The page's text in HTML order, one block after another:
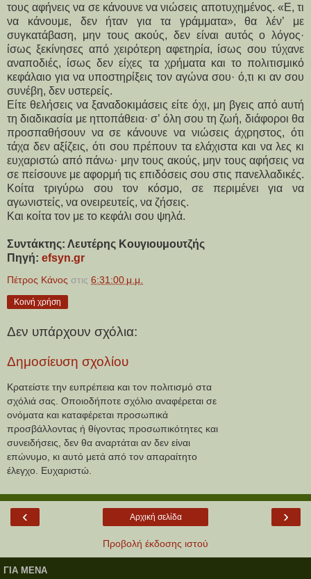
τους αφήνεις να σε κάνουνε να νιώσεις αποτυχημένος. «Ε, τι
να κάνουμε, δεν ήταν για τα γράμματα», θα λέν’ με
συγκατάβαση, μην τους ακούς, δεν είναι αυτός ο λόγος·
ίσως ξεκίνησες από χειρότερη αφετηρία, ίσως σου τύχανε
αναποδιές, ίσως δεν είχες τα χρήματα και το πολιτισμικό
κεφάλαιο για να υποστηρίξεις τον αγώνα σου· ό,τι κι αν σου
συνέβη, δεν υστερείς.
Είτε θελήσεις να ξαναδοκιμάσεις είτε όχι, μη βγεις από αυτή
τη διαδικασία με ηττοπάθεια· σ’ όλη σου τη ζωή, διάφοροι θα
προσπαθήσουν να σε κάνουνε να νιώσεις άχρηστος, ότι
τάχα δεν αξίζεις, ότι σου πρέπουν τα ελάχιστα και να λες κι
ευχαριστώ από πάνω· μην τους ακούς, μην τους αφήσεις να
σε πείσουνε με αφορμή τις επιδόσεις σου στις πανελλαδικές.
Κοίτα τριγύρω σου τον κόσμο, σε περιμένει για να
αγωνιστείς, να ονειρευτείς, να ζήσεις.
Και κοίτα τον με το κεφάλι σου ψηλά.
Συντάκτης: Λευτέρης Κουγιουμουτζής
Πηγή: efsyn.gr
Πέτρος Κάνος στις 6:31:00 μ.μ.
Κοινή χρήση
Δεν υπάρχουν σχόλια:
Δημοσίευση σχολίου
Κρατείστε την ευπρέπεια και τον πολιτισμό στα
σχόλιά σας. Οποιοδήποτε σχόλιο αναφέρεται σε
ονόματα και καταφέρεται προσωπικά
προσβάλλοντας ή θίγοντας προσωπικότητες και
συνειδήσεις, δεν θα αναρτάται αν δεν είναι
επώνυμο, κι αυτό μετά από τον απαραίτητο
έλεγχο. Ευχαριστώ.
‹ ›
Αρχική σελίδα
Προβολή έκδοσης ιστού
ΓΙΑ ΜΕΝΑ